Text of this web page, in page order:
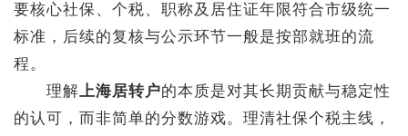
要核心社保、个税、职称及居住证年限符合市级统一
标准，后续的复核与公示环节一般是按部就班的流
程。
理解上海居转户的本质是对其长期贡献与稳定性
的认可，而非简单的分数游戏。理清社保个税主线，